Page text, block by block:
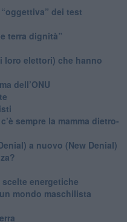
dei test
terra dignità”
elettori) che hanno
dell’ONU
sempre la mamma dietro-
a nuovo (New Denial)
energetiche
mondo maschilista